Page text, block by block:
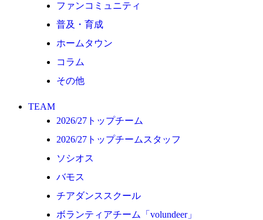
HOMEGAME
観戦ルール＆マナー
ホームゲーム運営管理規定
Jリーグ運営管理規定
写真・動画使用ガイドライン
SCHEDULE
2026/27
練習見学時のファンサービスについて
奈良クラブ明治安田J3リーグ2026/27シーズン試
合観戦チケット
ファンコミュニティ
普及・育成
ホームタウン
コラム
その他
TEAM
2026/27トップチーム
2026/27トップチームスタッフ
ソシオス
バモス
チアダンススクール
ボランティアチーム「volundeer」